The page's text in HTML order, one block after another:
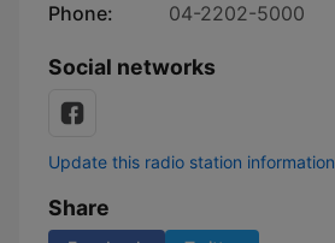
Phone:
04-2202-5000
Social networks
Update this radio station information
Share